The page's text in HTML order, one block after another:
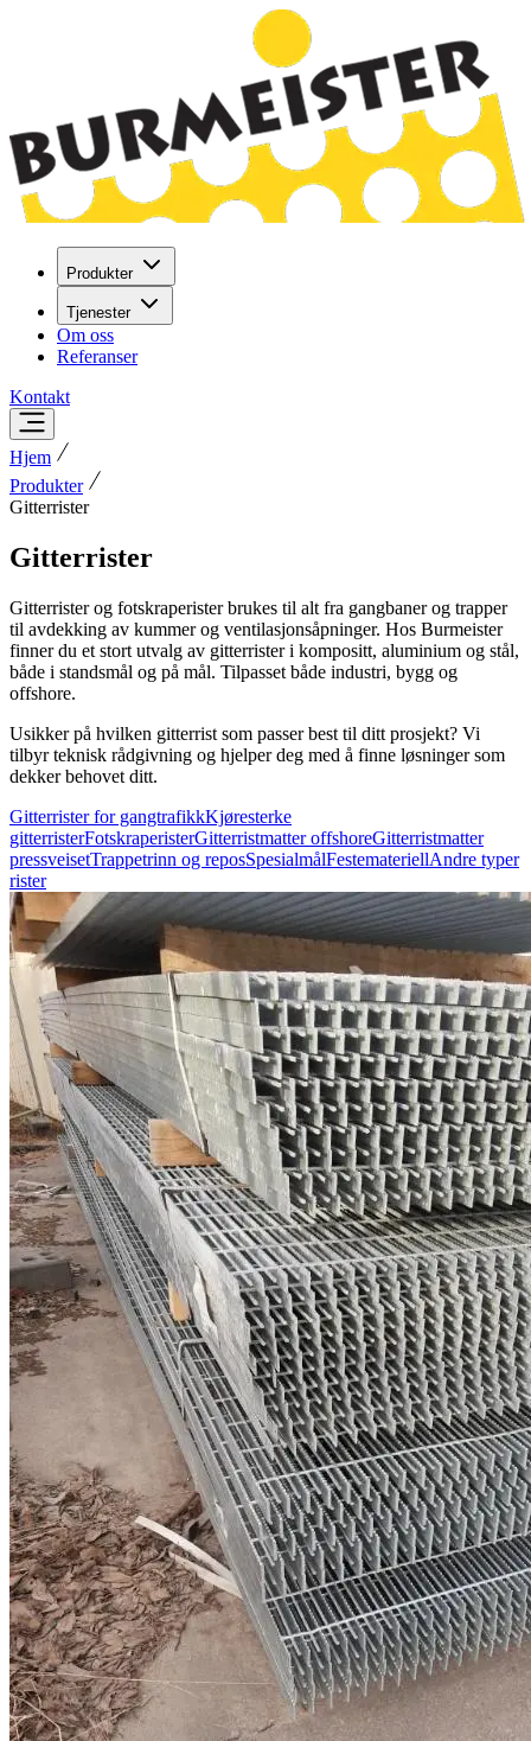
Produkter
Tjenester
Om oss
Referanser
Kontakt
Hjem
Produkter
Gitterrister
Gitterrister
Gitterrister og fotskraperister brukes til alt fra gangbaner og trapper
til avdekking av kummer og ventilasjonsåpninger. Hos Burmeister
finner du et stort utvalg av gitterrister i kompositt, aluminium og stål,
både i standsmål og på mål. Tilpasset både industri, bygg og
offshore.
Usikker på hvilken gitterrist som passer best til ditt prosjekt? Vi
tilbyr teknisk rådgivning og hjelper deg med å finne løsninger som
dekker behovet ditt.
Gitterrister for gangtrafikkKjøresterke
gitterristerFotskraperisterGitterristmatter offshoreGitterristmatter
pressveisetTrappetrinn og reposSpesialmålFestemateriellAndre typer
rister